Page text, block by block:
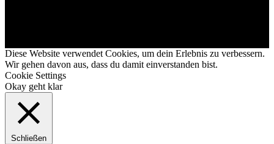
Diese Website verwendet Cookies, um dein Erlebnis zu verbessern.
Wir gehen davon aus, dass du damit einverstanden bist.
Cookie Settings
Okay geht klar
Schließen